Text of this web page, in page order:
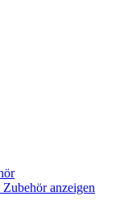
anzeigen